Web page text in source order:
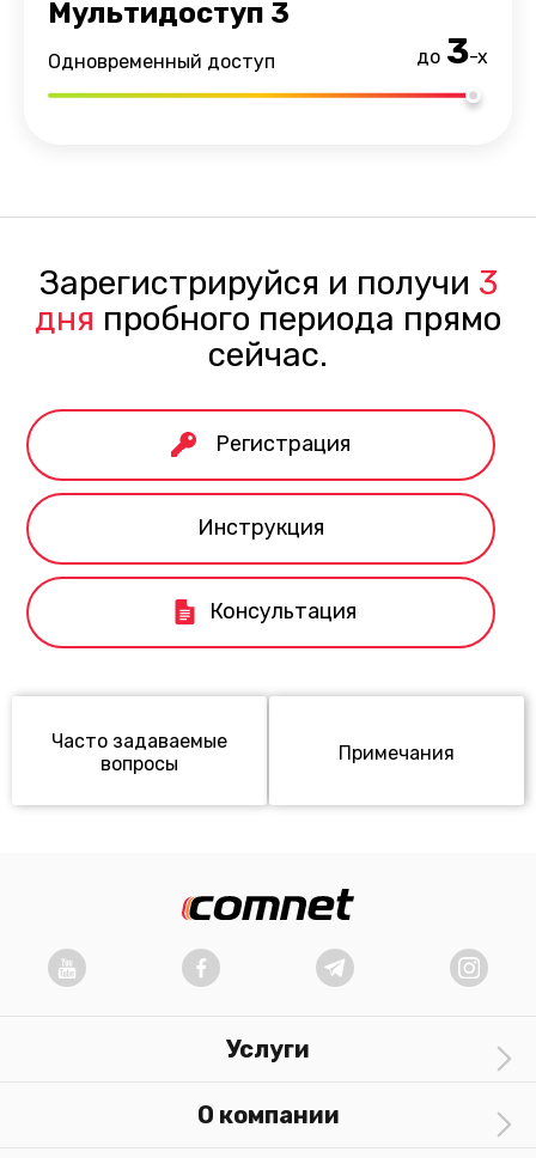
Мультидоступ 3
Одновременный доступ до 3-х
Зарегистрируйся и получи 3
дня пробного периода прямо
сейчас.
Регистрация
Инструкция
Консультация
Часто задаваемые
вопросы
Примечания
Услуги
О компании